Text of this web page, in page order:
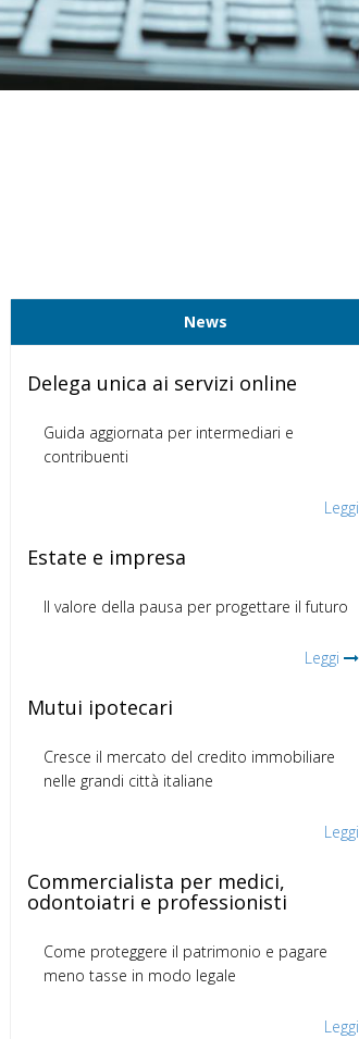
News
Delega unica ai servizi online
Guida aggiornata per intermediari e
contribuenti
Leggi
Estate e impresa
Il valore della pausa per progettare il futuro
Leggi
Mutui ipotecari
Cresce il mercato del credito immobiliare
nelle grandi città italiane
Leggi
Commercialista per medici,
odontoiatri e professionisti
Come proteggere il patrimonio e pagare
meno tasse in modo legale
Leggi